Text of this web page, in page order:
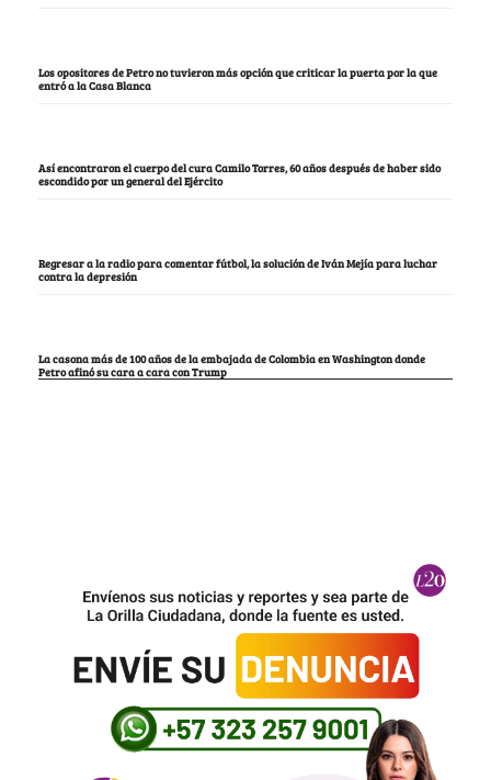
Los opositores de Petro no tuvieron más opción que criticar la puerta por la que
entró a la Casa Blanca
Así encontraron el cuerpo del cura Camilo Torres, 60 años después de haber sido
escondido por un general del Ejército
Regresar a la radio para comentar fútbol, la solución de Iván Mejía para luchar
contra la depresión
La casona más de 100 años de la embajada de Colombia en Washington donde
Petro afinó su cara a cara con Trump